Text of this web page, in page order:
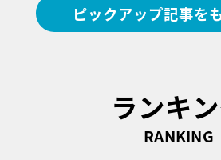
ピックアップ記事を
ランキ
RANKING